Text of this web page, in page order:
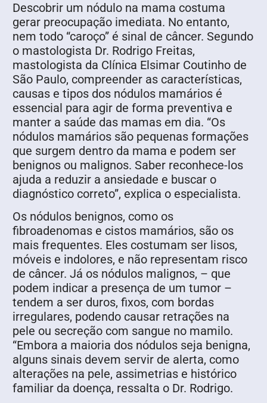
Descobrir um nódulo na mama costuma
gerar preocupação imediata. No entanto,
nem todo “caroço” é sinal de câncer. Segundo
o mastologista Dr. Rodrigo Freitas,
mastologista da Clínica Elsimar Coutinho de
São Paulo, compreender as características,
causas e tipos dos nódulos mamários é
essencial para agir de forma preventiva e
manter a saúde das mamas em dia. “Os
nódulos mamários são pequenas formações
que surgem dentro da mama e podem ser
benignos ou malignos. Saber reconhece-los
ajuda a reduzir a ansiedade e buscar o
diagnóstico correto”, explica o especialista.
Os nódulos benignos, como os
fibroadenomas e cistos mamários, são os
mais frequentes. Eles costumam ser lisos,
móveis e indolores, e não representam risco
de câncer. Já os nódulos malignos, – que
podem indicar a presença de um tumor –
tendem a ser duros, fixos, com bordas
irregulares, podendo causar retrações na
pele ou secreção com sangue no mamilo.
“Embora a maioria dos nódulos seja benigna,
alguns sinais devem servir de alerta, como
alterações na pele, assimetrias e histórico
familiar da doença, ressalta o Dr. Rodrigo.